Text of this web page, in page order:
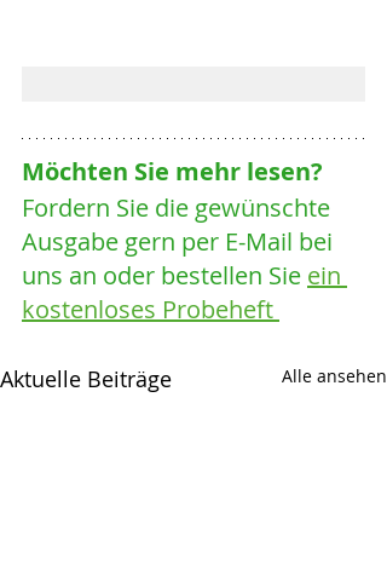
Möchten Sie mehr lesen?
Fordern Sie die gewünschte
Ausgabe gern per E-Mail bei
uns an oder bestellen Sie ein
kostenloses Probeheft
Aktuelle Beiträge Alle ansehen